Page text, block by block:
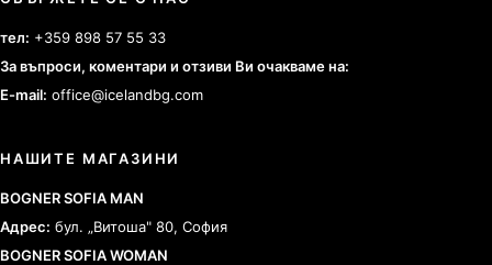
тел: +359 898 57 55 33
За въпроси, коментари и отзиви Ви очакваме на:
E-mail: office@icelandbg.com
НАШИТЕ МАГАЗИНИ
BOGNER SOFIA MAN
Адрес: бул. „Витоша" 80, София
BOGNER SOFIA WOMAN